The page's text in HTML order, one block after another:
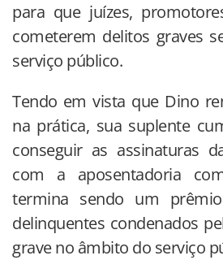
para que juízes,
cometerem delitos graves
serviço público.
Tendo em vista que Dino
na prática, sua suplente
conseguir as assinaturas
com a aposentadoria
termina sendo um
delinquentes condenados
grave no âmbito do serviço